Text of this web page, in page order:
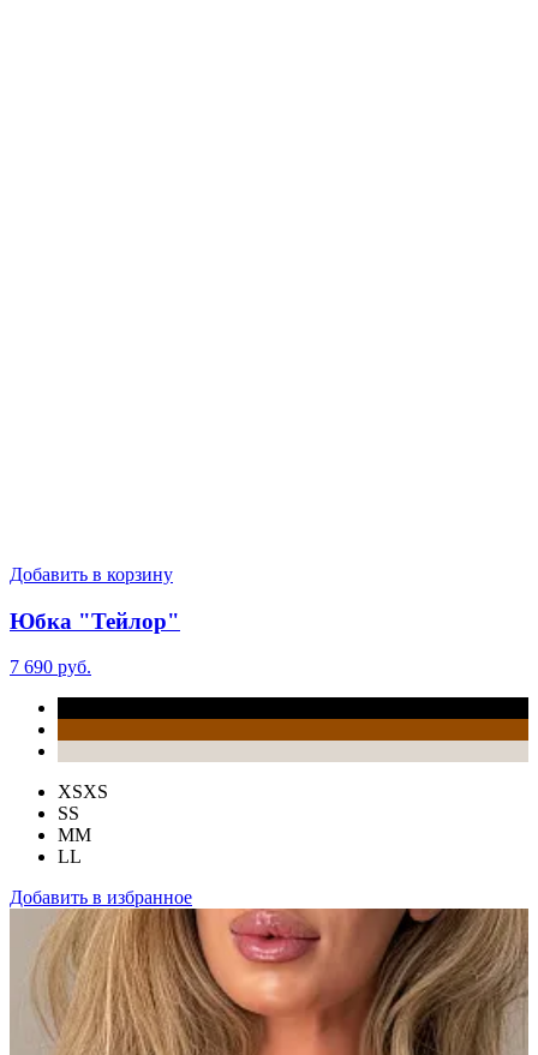
Добавить в корзину
Юбка "Тейлор"
7 690 руб.
XSXS
SS
MM
LL
Добавить в избранное